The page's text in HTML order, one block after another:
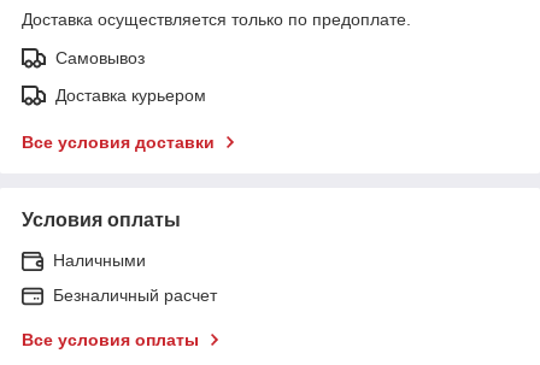
Доставка осуществляется только по предоплате.
Самовывоз
Доставка курьером
Все условия доставки
Условия оплаты
Наличными
Безналичный расчет
Все условия оплаты